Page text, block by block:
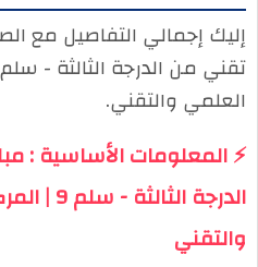
إليك إجمالي التفاصيل مع
العلمي والتقني.
⚡ المعلومات الأساسية :
الدرجة
والتقني